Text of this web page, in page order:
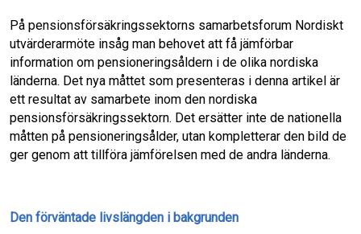
På pensionsförsäkringssektorns samarbets­forum Nordiskt
utvärderarmöte insåg man behovet att få jämförbar
information om pen­sioneringsåldern i de olika nordiska
länderna. Det nya måttet som presenteras i denna artikel är
ett resultat av samarbete inom den nordiska
pensionsförsäkringssektorn. Det ersätter inte de nationella
måtten på pensioneringsålder, utan kompletterar den bild de
ger genom att tillföra jämförelsen med de andra länderna.
Den förväntade livslängden i bakgrunden